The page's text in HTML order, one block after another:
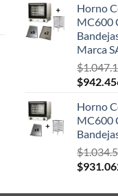
original
era:
Horno
MC600
Marca
$
El
original
era:
$
Horno
MC600
$
El
$